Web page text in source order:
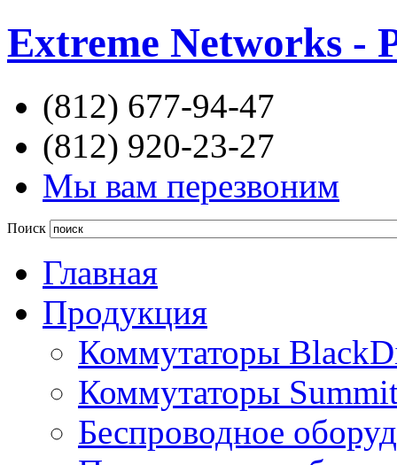
Extreme Networks -
(812) 677-94-47
(812) 920-23-27
Мы вам перезвоним
Поиск
Главная
Продукция
Коммутаторы
Коммутаторы
Беспроводное